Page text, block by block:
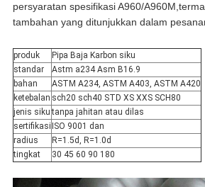
persyaratan spesifikasi A960/
tambahan yang ditunjukkan dalam
produk
Pipa Baja Karbon siku
standar
Astm a234 Asm B16.9
bahan
ASTM A234, ASTM A403, ASTM A420
ketebalan sch20 sch40 STD XS XXS SCH80
jenis siku tanpa jahitan atau dilas
sertifikasi ISO 9001 dan
radius
R=1.5d, R=1.0d
tingkat
30 45 60 90 180